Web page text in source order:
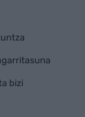
bizi